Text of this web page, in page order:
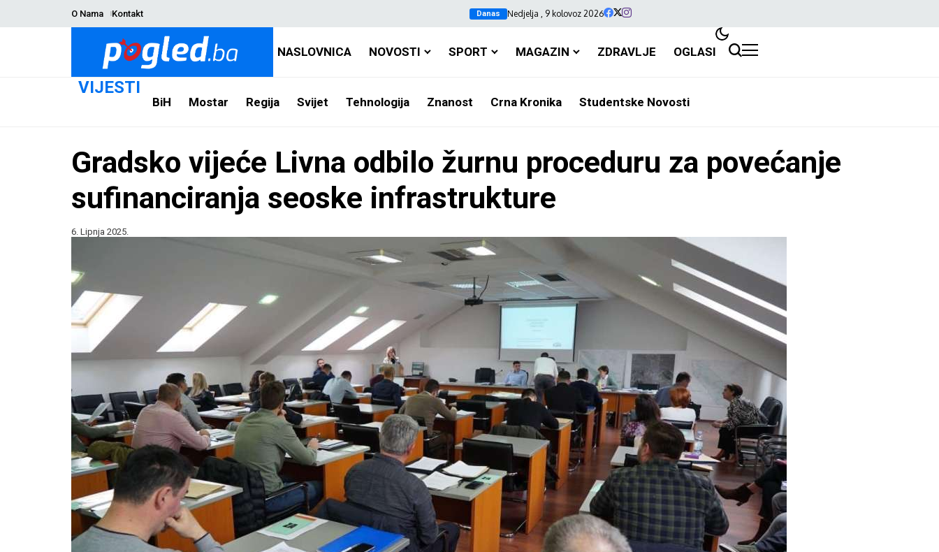
O Nama Kontakt Danas Nedjelja , 9 kolovoz 2026
NASLOVNICA NOVOSTI SPORT MAGAZIN ZDRAVLJE OGLASI
VIJESTI
BiH Mostar Regija Svijet Tehnologija Znanost Crna Kronika Studentske Novosti
Gradsko vijeće Livna odbilo žurnu proceduru za povećanje
sufinanciranja seoske infrastrukture
6. Lipnja 2025.